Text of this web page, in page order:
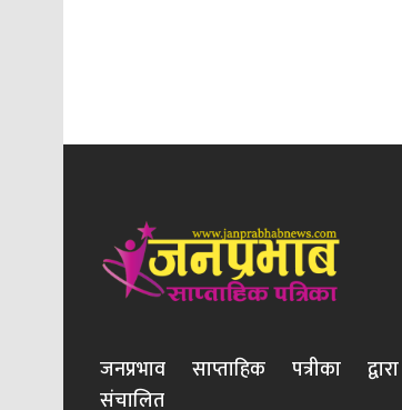
जनप्रभाव साप्ताहिक पत्रीका द्वारा
संचालित